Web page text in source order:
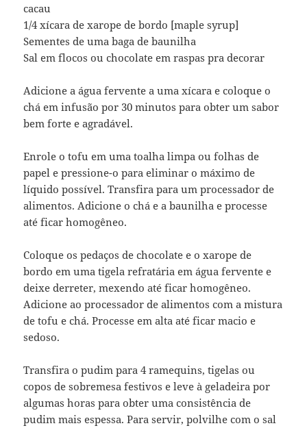
cacau
1/4 xícara de xarope de bordo [maple syrup]
Sementes de uma baga de baunilha
Sal em flocos ou chocolate em raspas pra decorar
Adicione a água fervente a uma xícara e coloque o
chá em infusão por 30 minutos para obter um sabor
bem forte e agradável.
Enrole o tofu em uma toalha limpa ou folhas de
papel e pressione-o para eliminar o máximo de
líquido possível. Transfira para um processador de
alimentos. Adicione o chá e a baunilha e processe
até ficar homogêneo.
Coloque os pedaços de chocolate e o xarope de
bordo em uma tigela refratária em água fervente e
deixe derreter, mexendo até ficar homogêneo.
Adicione ao processador de alimentos com a mistura
de tofu e chá. Processe em alta até ficar macio e
sedoso.
Transfira o pudim para 4 ramequins, tigelas ou
copos de sobremesa festivos e leve à geladeira por
algumas horas para obter uma consistência de
pudim mais espessa. Para servir, polvilhe com o sal